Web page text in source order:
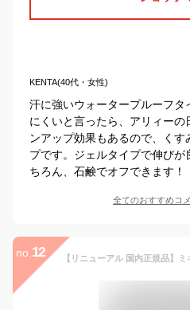
KENTA(40代・女性)
汗に強いウォータープルーフタ
にくいと言ったら、アリィー
ンアップ効果もあるので、く
プです。ジェルタイプで伸びが
ちろん、石鹸でオフできます！
全てのおすすめコ
no. 12